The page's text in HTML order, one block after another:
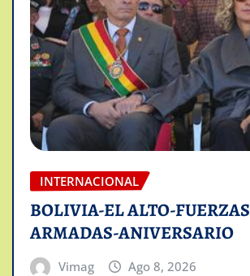
INTERNACIONAL
BOLIVIA-EL ALTO-FUERZAS
ARMADAS-ANIVERSARIO
Vimag Ago 8, 2026